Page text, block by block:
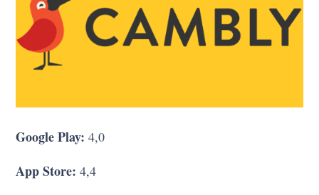
Google Play: 4,0
App Store: 4,4